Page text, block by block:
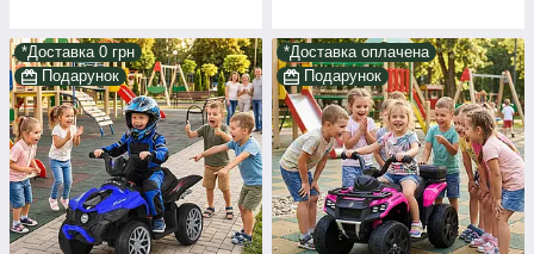
*Доставка 0 грн
Подарунок
*Доставка оплачена
Подарунок